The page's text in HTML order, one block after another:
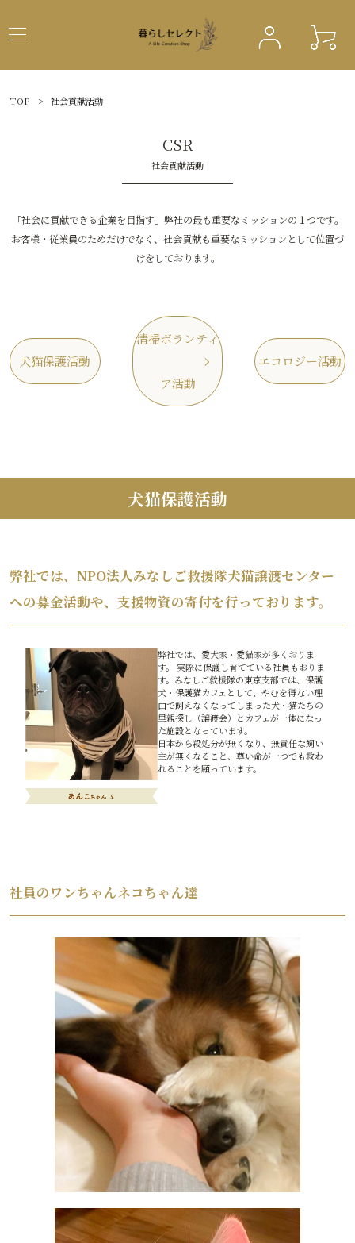
TOP > 社会貢献活動
CSR
社会貢献活動
「社会に貢献できる企業を目指す」弊社の最も重要なミッションの１つです。
お客様・従業員のためだけでなく、社会貢献も重要なミッションとして位置づ
けをしております。
犬猫保護活動
清掃ボランティ
ア活動
エコロジー活動
犬猫保護活動
弊社では、NPO法人みなしご救援隊犬猫譲渡センター
への募金活動や、支援物資の寄付を行っております。
弊社では、愛犬家・愛猫家が多くおりま
す。 実際に保護し育てている社員もおりま
す。みなしご救援隊の東京支部では、保護
犬・保護猫カフェとして、やむを得ない理
由で飼えなくなってしまった犬・猫たちの
里親探し（譲渡会）とカフェが一体になっ
た施設となっています。
日本から殺処分が無くなり、無責任な飼い
主が無くなること、尊い命が一つでも救わ
れることを願っています。
社員のワンちゃんネコちゃん達